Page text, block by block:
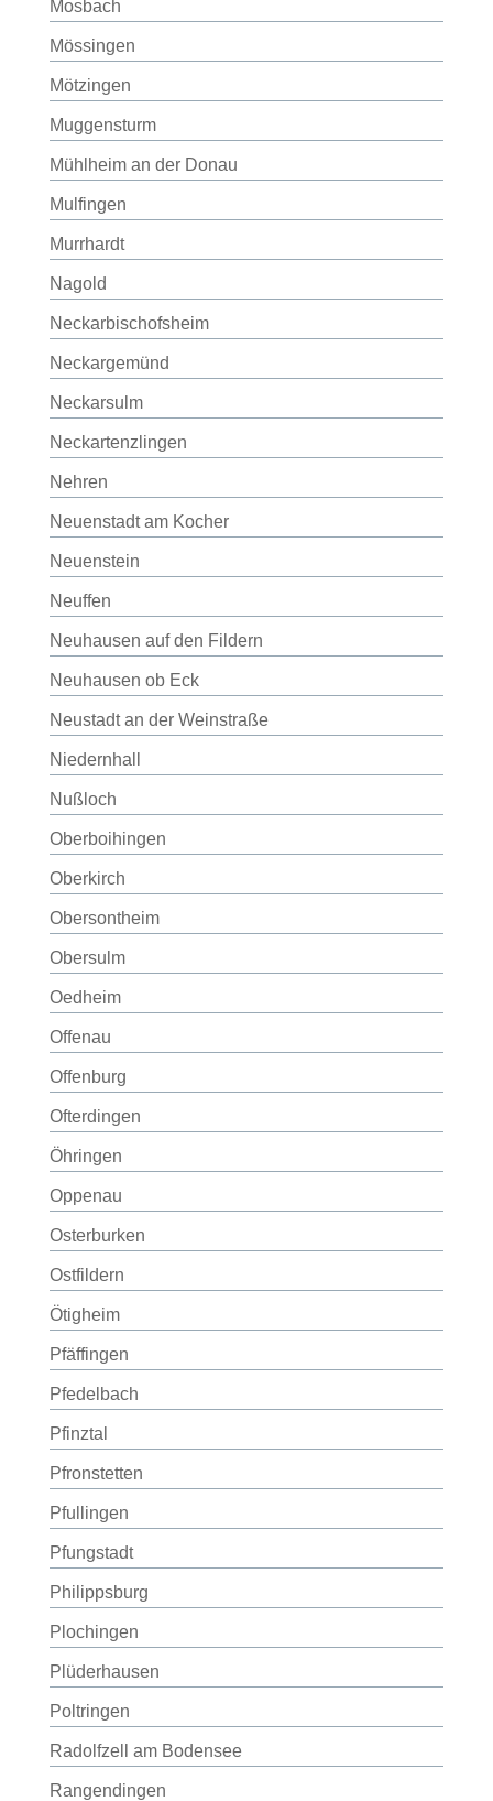
Mosbach
Mössingen
Mötzingen
Muggensturm
Mühlheim an der Donau
Mulfingen
Murrhardt
Nagold
Neckarbischofsheim
Neckargemünd
Neckarsulm
Neckartenzlingen
Nehren
Neuenstadt am Kocher
Neuenstein
Neuffen
Neuhausen auf den Fildern
Neuhausen ob Eck
Neustadt an der Weinstraße
Niedernhall
Nußloch
Oberboihingen
Oberkirch
Obersontheim
Obersulm
Oedheim
Offenau
Offenburg
Ofterdingen
Öhringen
Oppenau
Osterburken
Ostfildern
Ötigheim
Pfäffingen
Pfedelbach
Pfinztal
Pfronstetten
Pfullingen
Pfungstadt
Philippsburg
Plochingen
Plüderhausen
Poltringen
Radolfzell am Bodensee
Rangendingen